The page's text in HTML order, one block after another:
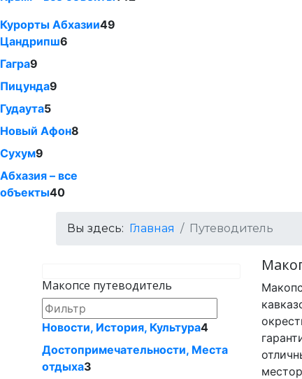
Курорты Абхазии49
Цандрипш6
Гагра9
Пицунда9
Гудаута5
Новый Афон8
Сухум9
Абхазия – все
объекты40
Вы здесь: Главная Путеводитель
Макопсе путеводитель
Новости, История, Культура4
Достопримечательности, Местa
отдыха3